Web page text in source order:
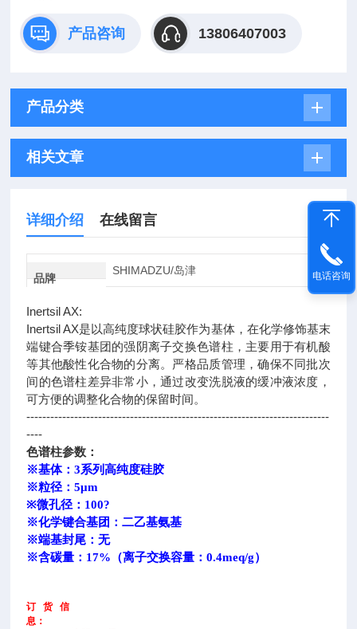
产品咨询 13806407003
产品分类
相关文章
详细介绍 在线留言
品牌
SHIMADZU/岛津
Inertsil AX:
Inertsil AX是以高纯度球状硅胶作为基体，在化学修饰基末
端键合季铵基团的强阴离子交换色谱柱，主要用于有机酸
等其他酸性化合物的分离。严格品质管理，确保不同批次
间的色谱柱差异非常小，通过改变洗脱液的缓冲液浓度，
可方便的调整化合物的保留时间。
----------------------------------------------------------------------------
----
色谱柱参数：
※基体：3系列高纯度硅胶
※粒径：5μm
※微孔径：100?
※化学键合基团：二乙基氨基
※端基封尾：无
※含碳量：17%（离子交换容量：0.4meq/g）
订货信
息：
电话咨询